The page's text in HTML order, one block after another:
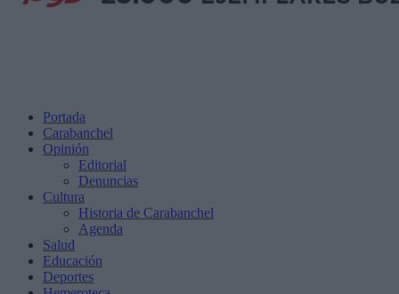
Portada
Carabanchel
Opinión
Editorial
Denuncias
Cultura
Historia de Carabanchel
Agenda
Salud
Educación
Deportes